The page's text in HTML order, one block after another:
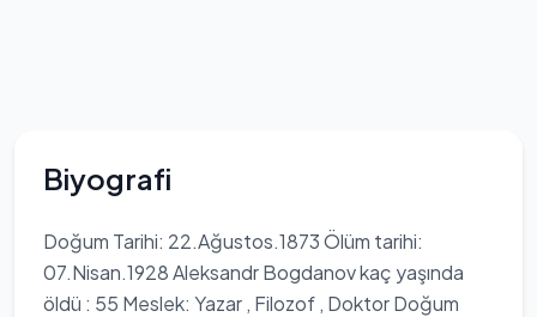
Biyografi
Doğum Tarihi: 22.Ağustos.1873 Ölüm tarihi:
07.Nisan.1928 Aleksandr Bogdanov kaç yaşında
öldü : 55 Meslek: Yazar , Filozof , Doktor Doğum